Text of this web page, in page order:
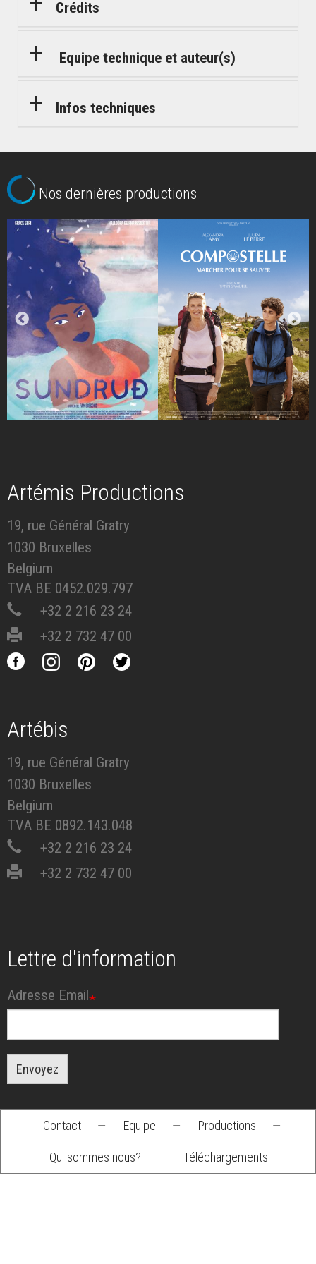
Crédits
Equipe technique et auteur(s)
Infos techniques
Nos dernières productions
Artémis Productions
19, rue Général Gratry
1030 Bruxelles
Belgium
TVA BE 0452.029.797
+32 2 216 23 24
+32 2 732 47 00
Artébis
19, rue Général Gratry
1030 Bruxelles
Belgium
TVA BE 0892.143.048
+32 2 216 23 24
+32 2 732 47 00
Lettre d'information
Adresse Email
Envoyez
Footer
menu
Contact — Equipe — Productions —
Qui sommes nous? — Téléchargements